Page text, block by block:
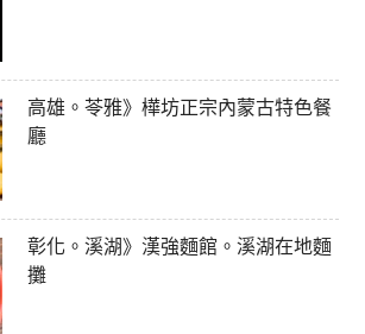
高雄。苓雅》樺坊正宗內蒙古特色餐
廳
彰化。溪湖》漢強麵館。溪湖在地麵
攤